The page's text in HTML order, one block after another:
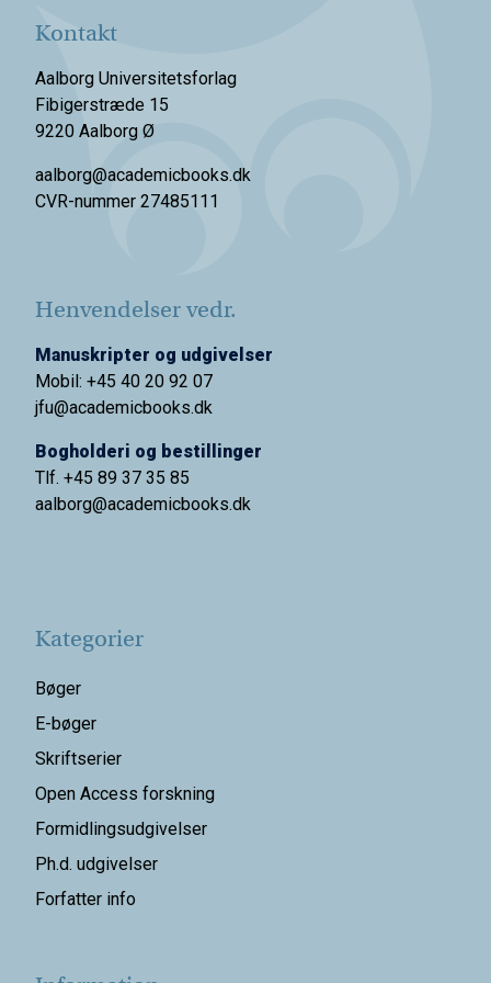
Kontakt
Aalborg Universitetsforlag
Fibigerstræde 15
9220 Aalborg Ø
aalborg@academicbooks.dk
CVR-nummer 27485111
Henvendelser vedr.
Manuskripter og udgivelser
Mobil: +45 40 20 92 07
jfu@academicbooks.dk
Bogholderi og bestillinger
Tlf. +45 89 37 35 85
aalborg@academicbooks.dk
Kategorier
Bøger
E-bøger
Skriftserier
Open Access forskning
Formidlingsudgivelser
Ph.d. udgivelser
Forfatter info